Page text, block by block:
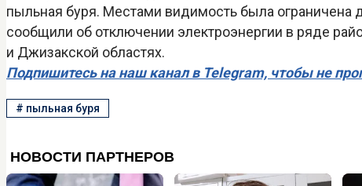
пыльная буря. Местами видимость была ограничена
сообщили об отключении электроэнергии в ряде
и Джизакской областях.
Подпишитесь на наш канал в Telegram, чтобы не
# пыльная буря